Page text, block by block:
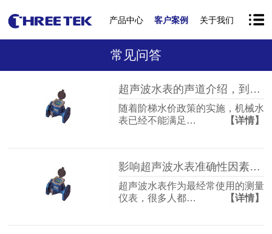
产品中心 客户案例 关于我们
常见问答
超声波水表的声道介绍，到底是不是越多越好？
随着阶梯水价政策的实施，机械水
表已经不能满足…
【详情】
影响超声波水表准确性因素有哪些？
超声波水表作为最经常使用的测量
仪表，很多人都…
【详情】